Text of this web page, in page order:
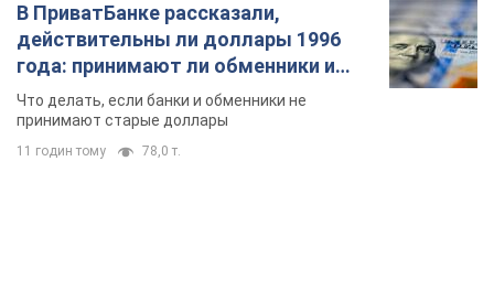
В ПриватБанке рассказали,
действительны ли доллары 1996
года: принимают ли обменники и
банки такие купюры
Что делать, если банки и обменники не
принимают старые доллары
11 годин тому 78,0 т.